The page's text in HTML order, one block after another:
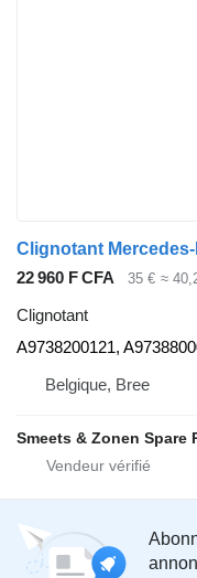
22 960 F CFA 35 € ≈
Clignotant
A9738200121,
Belgique, Bree
Smeets & Zonen Spare